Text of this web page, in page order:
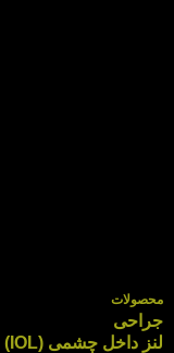
محصولات
جراحی
لنز داخل چشمی (IOL)